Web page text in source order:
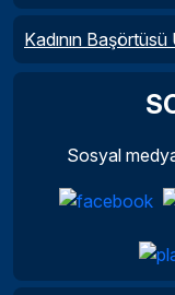
Kadının
Sosyal